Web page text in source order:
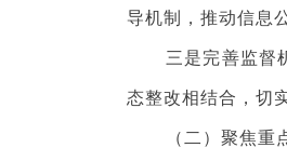
导机制，推动信息
三是完善监督机
态整改相结合，切
（二）聚焦重点